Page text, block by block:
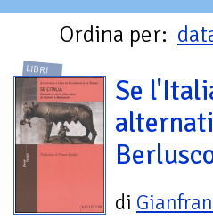
Ordina per:
LIBRI
Se
di